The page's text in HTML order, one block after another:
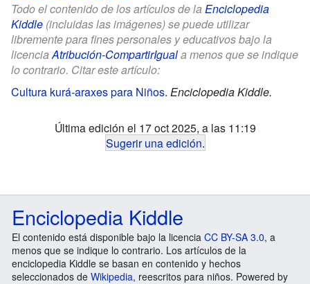
Todo el contenido de los artículos de la Enciclopedia
Kiddle (incluidas las imágenes) se puede utilizar
libremente para fines personales y educativos bajo la
licenciaAtribución-CompartirIguala menos que se indique
lo contrario. Citar este artículo:
Cultura kurá-araxes para Niños. Enciclopedia Kiddle.
Última edición el 17 oct 2025, a las 11:19
Sugerir una edición.
Enciclopedia Kiddle
El contenido está disponible bajo la licencia CC BY-SA 3.0, a
menos que se indique lo contrario. Los artículos de la
enciclopedia Kiddle se basan en contenido y hechos
seleccionados de Wikipedia, reescritos para niños. Powered by